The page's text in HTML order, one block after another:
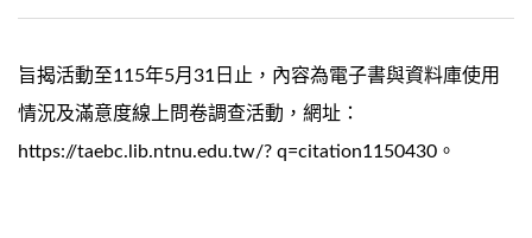
旨揭活動至115年5月31日止，內容為電子書與資料庫使用
情況及滿意度線上問卷調查活動，網址：
https://taebc.lib.ntnu.edu.tw/? q=citation1150430。